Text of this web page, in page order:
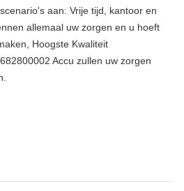
aan: Vrije tijd, kantoor en
allemaal uw zorgen en u hoeft
Hoogste Kwaliteit
Accu zullen uw zorgen